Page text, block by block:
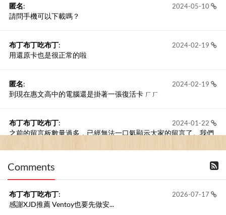
2024-05-10
匿名:
請問手機可以下載嗎？
2024-02-19
布丁布丁吃布丁:
用還原卡也是很正常的啦
2024-02-19
匿名:
到現在惠文高中的電腦還是掛著一張復活卡 ㄏㄏ
2024-01-22
布丁布丁吃布丁:
之前的留言板數量過多，已經無法一口氣顯示大家的留言了。我們
新開一個訪客留言板吧！
Comments
2026-07-17
布丁布丁吃布丁:
感謝XJD推薦 Ventoy也要先做安...